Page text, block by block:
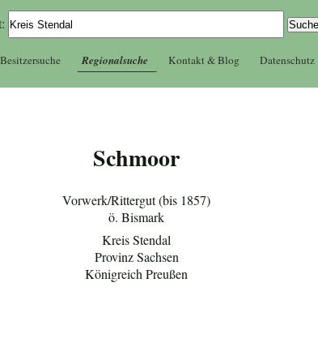
Besitzersuche Regionalsuche Kontakt & Blog Datenschutz
Schmoor
Vorwerk/Rittergut (bis 1857)
ö. Bismark
Kreis Stendal
Provinz Sachsen
Königreich Preußen